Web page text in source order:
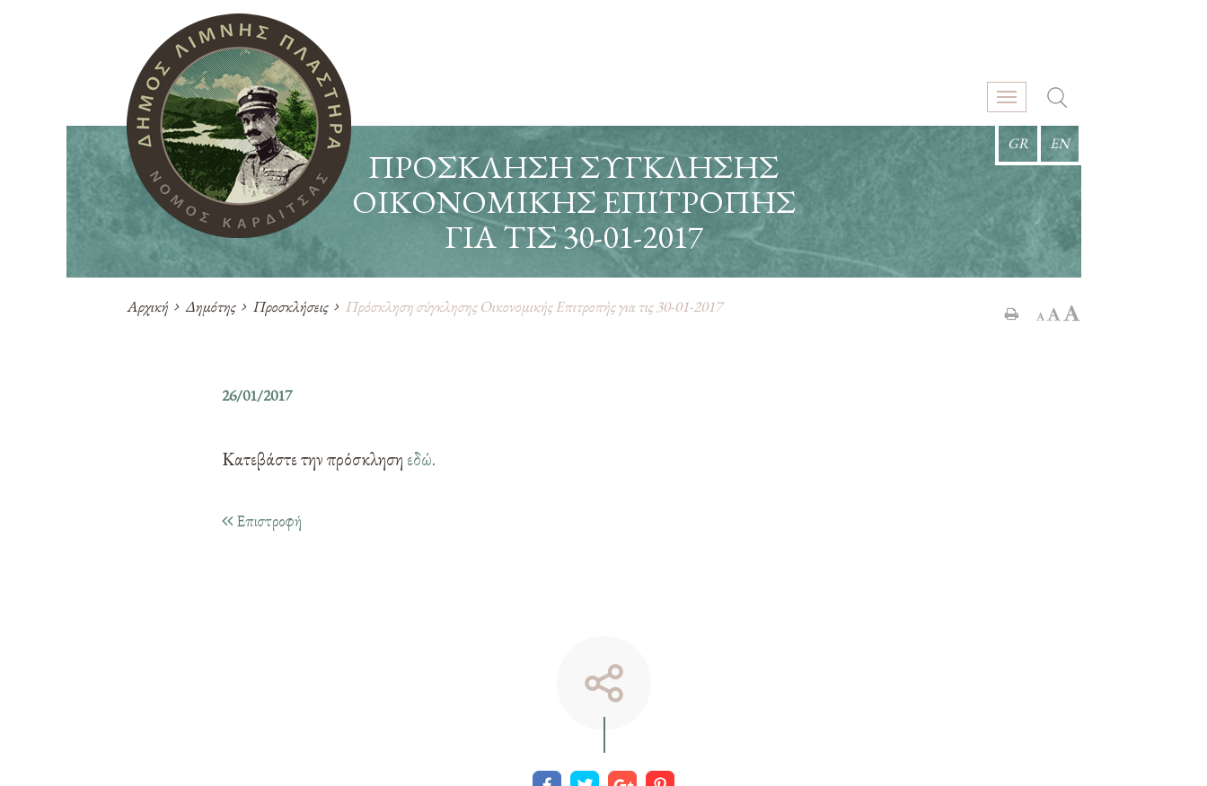
GR EN
ΠΡΌΣΚΛΗΣΗ ΣΎΓΚΛΗΣΗΣ
ΟΙΚΟΝΟΜΙΚΉΣ ΕΠΙΤΡΟΠΉΣ
ΓΙΑ ΤΙΣ 30-01-2017
Αρχική Δημότης Προσκλήσεις Πρόσκληση σύγκλησης Οικονομικής Επιτροπής για τις 30-01-2017
26/01/2017
Κατεβάστε την πρόσκληση εδώ.
Επιστροφή